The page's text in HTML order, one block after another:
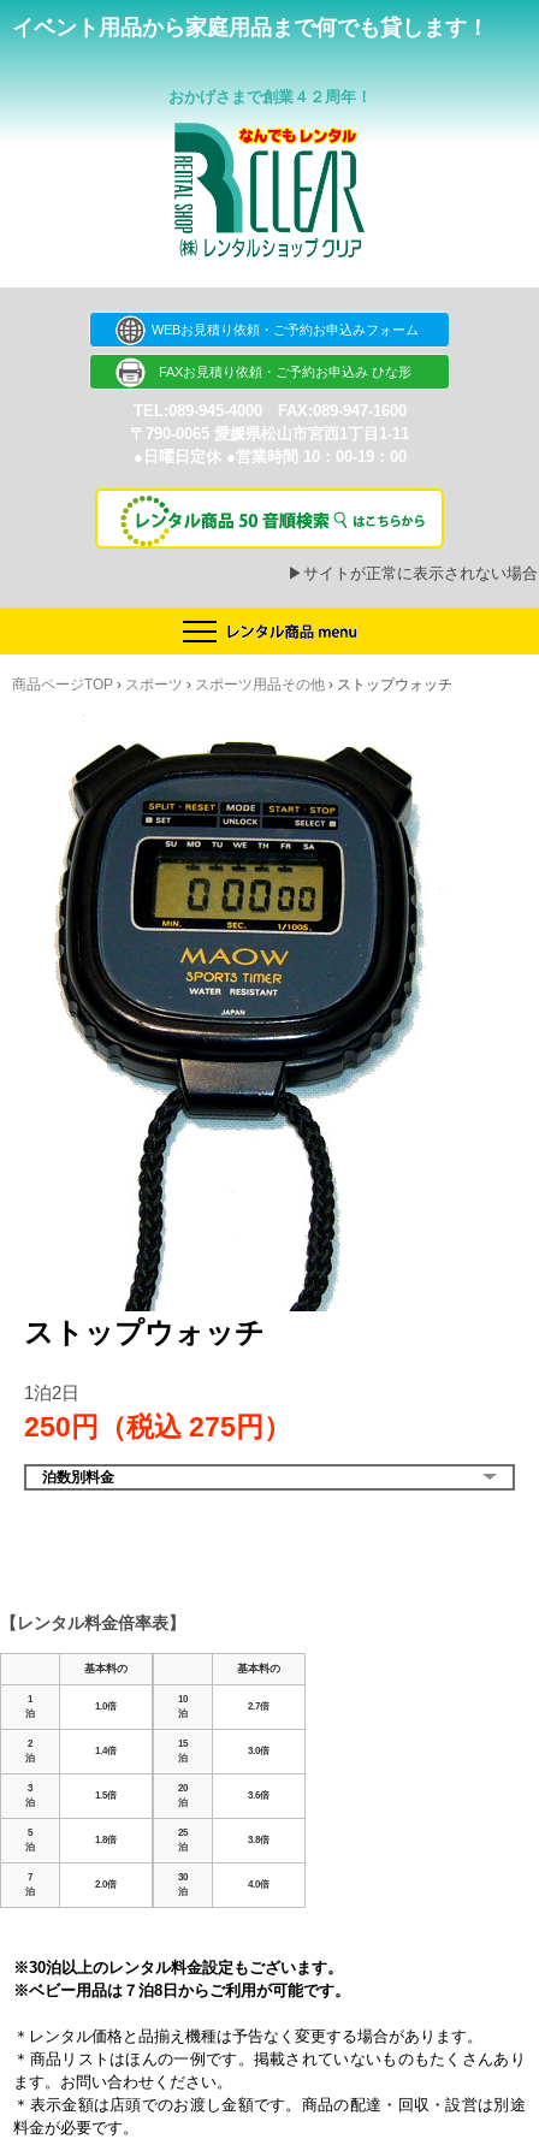
イベント用品から家庭用品まで何でも貸します！
おかげさまで創業４２周年！
WEBお見積り依頼・ご予約お申込みフォーム
FAXお見積り依頼・ご予約お申込み ひな形
TEL:089-945-4000 FAX:089-947-1600
〒790-0065 愛媛県松山市宮西1丁目1-11
●日曜日定休 ●営業時間 10：00-19：00
▶サイトが正常に表示されない場合
商品ページTOP › スポーツ › スポーツ用品その他 › ストップウォッチ
ストップウォッチ
1泊2日
250円（税込 275円）
泊数別料金
【レンタル料金倍率表】
基本料の
1
泊
1.0倍
2
泊
1.4倍
3
泊
1.5倍
5
泊
1.8倍
7
泊
2.0倍
基本料の
10
泊
2.7倍
15
泊
3.0倍
20
泊
3.6倍
25
泊
3.8倍
30
泊
4.0倍
※30泊以上のレンタル料金設定もございます。
※ベビー用品は７泊8日からご利用が可能です。
＊レンタル価格と品揃え機種は予告なく変更する場合があります。
＊商品リストはほんの一例です。掲載されていないものもたくさんあり
ます。お問い合わせください。
＊表示金額は店頭でのお渡し金額です。商品の配達・回収・設営は別途
料金が必要です。